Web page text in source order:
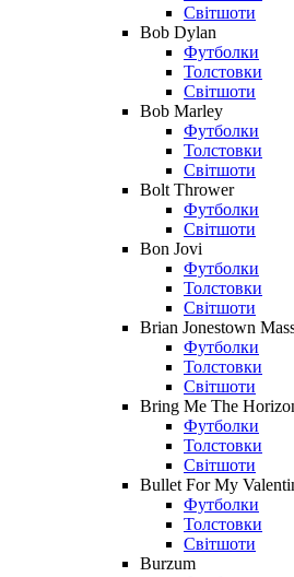
Світшоти
Bob Dylan
Футболки
Толстовки
Світшоти
Bob Marley
Футболки
Толстовки
Світшоти
Bolt Thrower
Футболки
Світшоти
Bon Jovi
Футболки
Толстовки
Світшоти
Brian Jonestown
Футболки
Толстовки
Світшоти
Bring Me The
Футболки
Толстовки
Світшоти
Bullet For My
Футболки
Толстовки
Світшоти
Burzum